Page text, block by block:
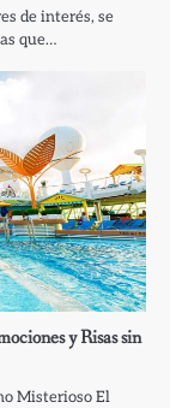
de interés, se
que…
y Risas sin
Misterioso El